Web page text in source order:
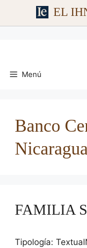
EL
contenido
Menú
Banco
FAMILIA
Tipología: